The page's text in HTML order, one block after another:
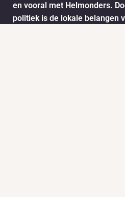
en vooral met Helmonders.
politiek is de lokale belangen